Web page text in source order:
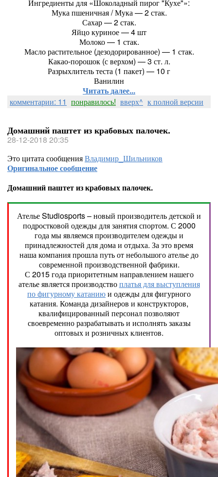
Ингредиенты для «Шоколадный пирог "Кухе"»:
Мука пшеничная / Мука — 2 стак.
Сахар — 2 стак.
Яйцо куриное — 4 шт
Молоко — 1 стак.
Масло растительное (дезодорированное) — 1 стак.
Какао-порошок (с верхом) — 3 ст. л.
Разрыхлитель теста (1 пакет) — 10 г
Ванилин
Читать далее...
комментарии: 11 понравилось! вверх^ к полной версии
Домашний паштет из крабовых палочек.
28-12-2018 20:35
Это цитата сообщенияВладимир_Шильников
Оригинальное сообщение
Домашний паштет из крабовых палочек.
Ателье Studiosports – новый производитель детской и
подростковой одежды для занятия спортом. С 2000
года мы являемся производителем одежды и
принадлежностей для дома и отдыха. За это время
наша компания прошла путь от небольшого ателье до
современной производственной фабрики.
С 2015 года приоритетным направлением нашего
ателье является производствоплатья для выступления
по фигурному катаниюи одежды для фигурного
катания. Команда дизайнеров и конструкторов,
квалифицированный персонал позволяют
своевременно разрабатывать и исполнять заказы
оптовых и розничных клиентов.